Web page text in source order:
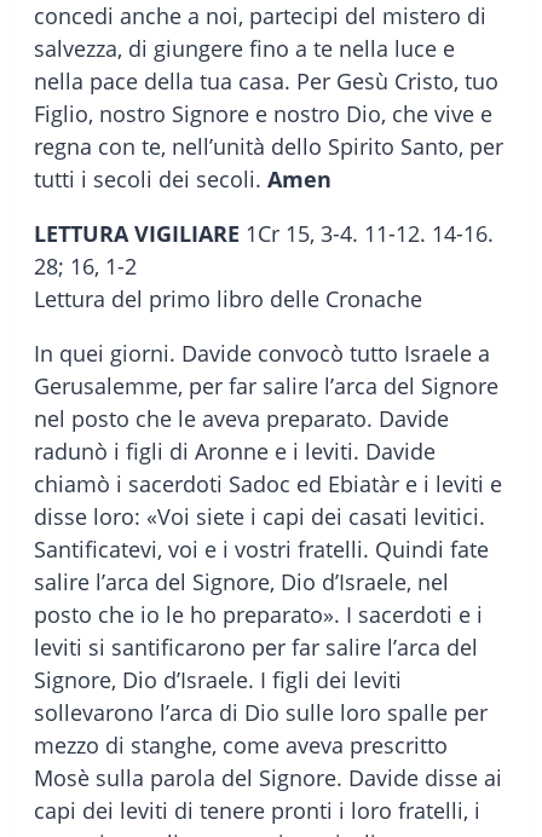
concedi anche a noi, partecipi del mistero di
salvezza, di giungere fino a te nella luce e
nella pace della tua casa. Per Gesù Cristo, tuo
Figlio, nostro Signore e nostro Dio, che vive e
regna con te, nell’unità dello Spirito Santo, per
tutti i secoli dei secoli. Amen
LETTURA VIGILIARE 1Cr 15, 3-4. 11-12. 14-16.
28; 16, 1-2
Lettura del primo libro delle Cronache
In quei giorni. Davide convocò tutto Israele a
Gerusalemme, per far salire l’arca del Signore
nel posto che le aveva preparato. Davide
radunò i figli di Aronne e i leviti. Davide
chiamò i sacerdoti Sadoc ed Ebiatàr e i leviti e
disse loro: «Voi siete i capi dei casati levitici.
Santificatevi, voi e i vostri fratelli. Quindi fate
salire l’arca del Signore, Dio d’Israele, nel
posto che io le ho preparato». I sacerdoti e i
leviti si santificarono per far salire l’arca del
Signore, Dio d’Israele. I figli dei leviti
sollevarono l’arca di Dio sulle loro spalle per
mezzo di stanghe, come aveva prescritto
Mosè sulla parola del Signore. Davide disse ai
capi dei leviti di tenere pronti i loro fratelli, i